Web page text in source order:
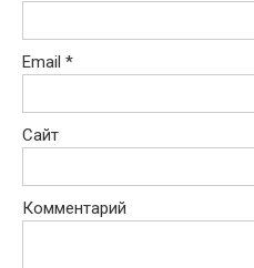
Email *
Сайт
Комментарий